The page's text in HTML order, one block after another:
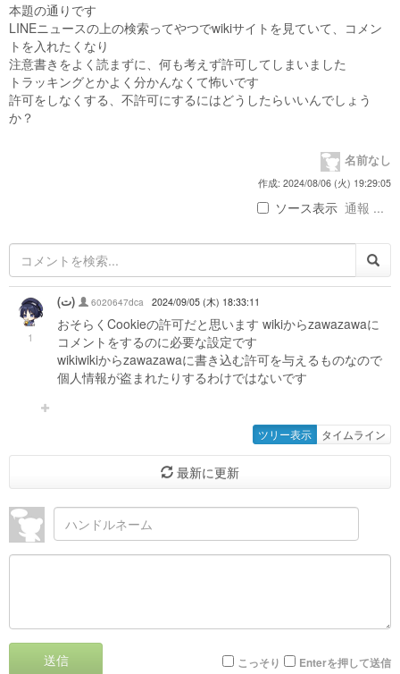
本題の通りです
LINEニュースの上の検索ってやつでwikiサイトを見ていて、コメン
トを入れたくなり
注意書きをよく読まずに、何も考えず許可してしまいました
トラッキングとかよく分かんなくて怖いです
許可をしなくする、不許可にするにはどうしたらいいんでしょう
か？
名前なし
作成: 2024/08/06 (火) 19:29:05
ソース表示 通報 ...
1
(ت) 6020647dca 2024/09/05 (木) 18:33:11
おそらくCookieの許可だと思います wikiからzawazawaに
コメントをするのに必要な設定です
wikiwikiからzawazawaに書き込む許可を与えるものなので
個人情報が盗まれたりするわけではないです
ツリー表示 タイムライン
最新に更新
送信 こっそり Enterを押して送信